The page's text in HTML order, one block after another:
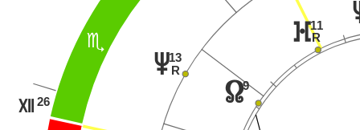
B
v13
R
26
R
}11
R
x9